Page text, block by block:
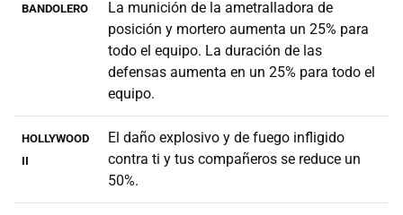
BANDOLERO
La munición de la ametralladora de
posición y mortero aumenta un 25% para
todo el equipo. La duración de las
defensas aumenta en un 25% para todo el
equipo.
HOLLYWOOD
II
El daño explosivo y de fuego infligido
contra ti y tus compañeros se reduce un
50%.